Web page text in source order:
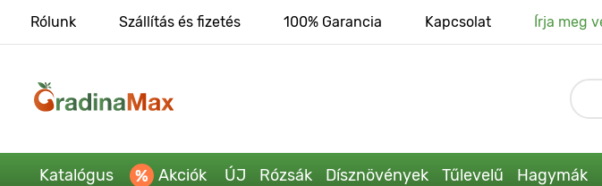
Rólunk Szállítás és fizetés 100% Garancia Kapcsolat Írja meg
Katalógus Akciók ÚJ Rózsák Dísznövények Tűlevelű Hagymák